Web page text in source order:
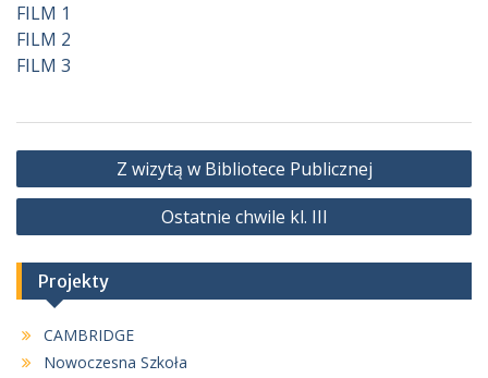
FILM 1
FILM 2
FILM 3
Nawigacja
wpisu
Z wizytą w Bibliotece Publicznej
Ostatnie chwile kl. III
Projekty
CAMBRIDGE
Nowoczesna Szkoła